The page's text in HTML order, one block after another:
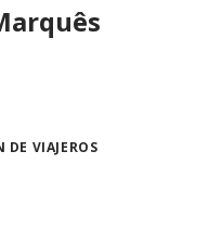
VIAJEROS